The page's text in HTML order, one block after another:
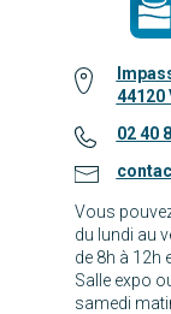
44120
02 40
Vous
du lundi au
de 8h à 12h
Salle expo
samedi